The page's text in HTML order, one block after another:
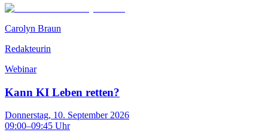
Carolyn Braun
Redakteurin
Webinar
Kann KI Leben retten?
Donnerstag, 10. September 2026
09:00–09:45 Uhr